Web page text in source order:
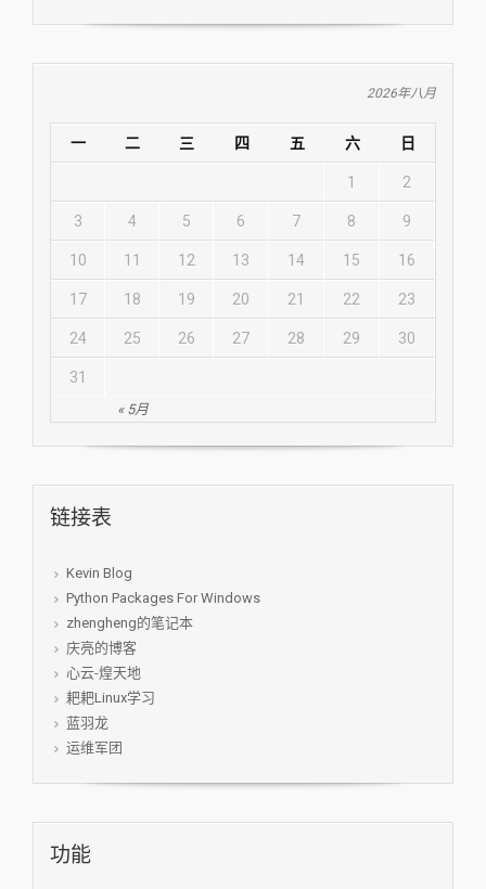
2026年八月
一 二 三 四 五 六 日
« 5月
1 2
3 4 5 6 7 8 9
10 11 12 13 14 15 16
17 18 19 20 21 22 23
24 25 26 27 28 29 30
31
链接表
Kevin Blog
Python Packages For Windows
zhengheng的笔记本
庆亮的博客
心云-煌天地
耙耙Linux学习
蓝羽龙
运维军团
功能